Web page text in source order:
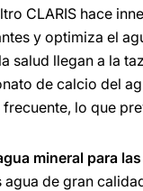
CLARIS hace
y optimiza el
salud llegan a la
de calcio del
lo que
mineral para
agua de gran